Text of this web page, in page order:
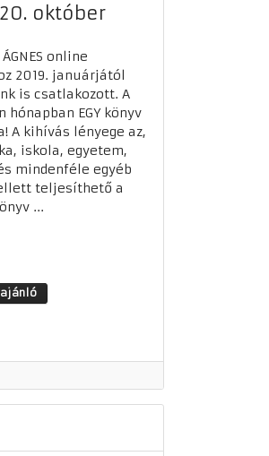
október
ÁGNES online
2019. januárjától
is csatlakozott. A
hónapban EGY könyv
A kihívás lényege az,
iskola, egyetem,
mindenféle egyéb
teljesíthető a
...